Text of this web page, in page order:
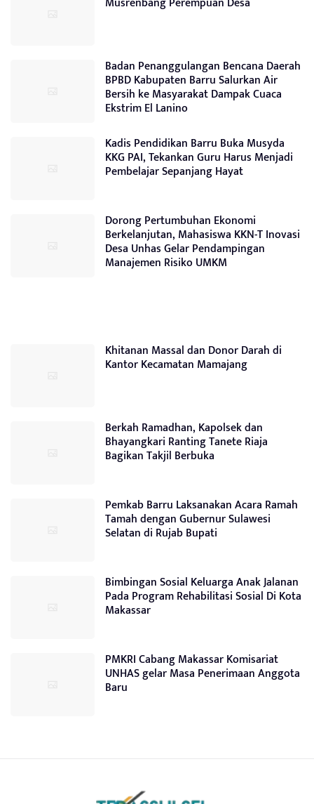
Badan Penanggulangan Bencana Daerah
BPBD Kabupaten Barru Salurkan Air
Bersih ke Masyarakat Dampak Cuaca
Ekstrim El Lanino
Kadis Pendidikan Barru Buka Musyda
KKG PAI, Tekankan Guru Harus Menjadi
Pembelajar Sepanjang Hayat
Dorong Pertumbuhan Ekonomi
Berkelanjutan, Mahasiswa KKN-T Inovasi
Desa Unhas Gelar Pendampingan
Manajemen Risiko UMKM
Khitanan Massal dan Donor Darah di
Kantor Kecamatan Mamajang
Berkah Ramadhan, Kapolsek dan
Bhayangkari Ranting Tanete Riaja
Bagikan Takjil Berbuka
Pemkab Barru Laksanakan Acara Ramah
Tamah dengan Gubernur Sulawesi
Selatan di Rujab Bupati
Bimbingan Sosial Keluarga Anak Jalanan
Pada Program Rehabilitasi Sosial Di Kota
Makassar
PMKRI Cabang Makassar Komisariat
UNHAS gelar Masa Penerimaan Anggota
Baru